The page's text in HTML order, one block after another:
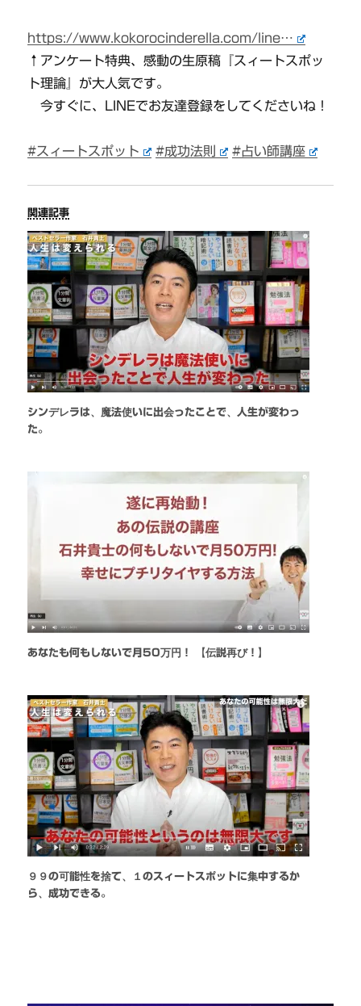
https://www.kokorocinderella.com/line…
↑アンケート特典、感動の生原稿『スィートスポッ
ト理論』が大人気です。
今すぐに、LINEでお友達登録をしてくださいね！
#スィートスポット #成功法則 #占い師講座
関連記事
シンデレラは、魔法使いに出会ったことで、人生が変わっ
た。
あなたも何もしないで月50万円！ 【伝説再び！】
９９の可能性を捨て、１のスィートスポットに集中するか
ら、成功できる。